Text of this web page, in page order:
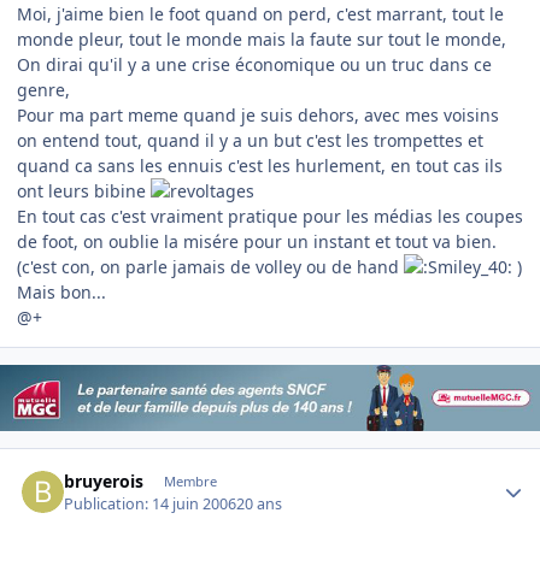
Moi, j'aime bien le foot quand on perd, c'est marrant, tout le
monde pleur, tout le monde mais la faute sur tout le monde,
On dirai qu'il y a une crise économique ou un truc dans ce
genre,
Pour ma part meme quand je suis dehors, avec mes voisins
on entend tout, quand il y a un but c'est les trompettes et
quand ca sans les ennuis c'est les hurlement, en tout cas ils
ont leurs bibine
En tout cas c'est vraiment pratique pour les médias les coupes
de foot, on oublie la misére pour un instant et tout va bien.
(c'est con, on parle jamais de volley ou de hand
)
Mais bon...
@+
bruyerois Membre
Publication: 14 juin 200620 ans